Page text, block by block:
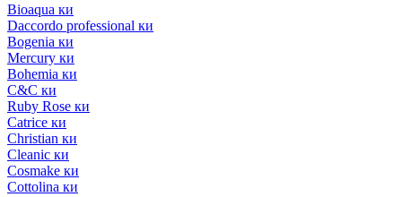
Bioaqua ки
Daccordo professional ки
Bogenia ки
Mercury ки
Bohemia ки
C&C ки
Ruby Rose ки
Catrice ки
Christian ки
Cleanic ки
Cosmake ки
Cottolina ки